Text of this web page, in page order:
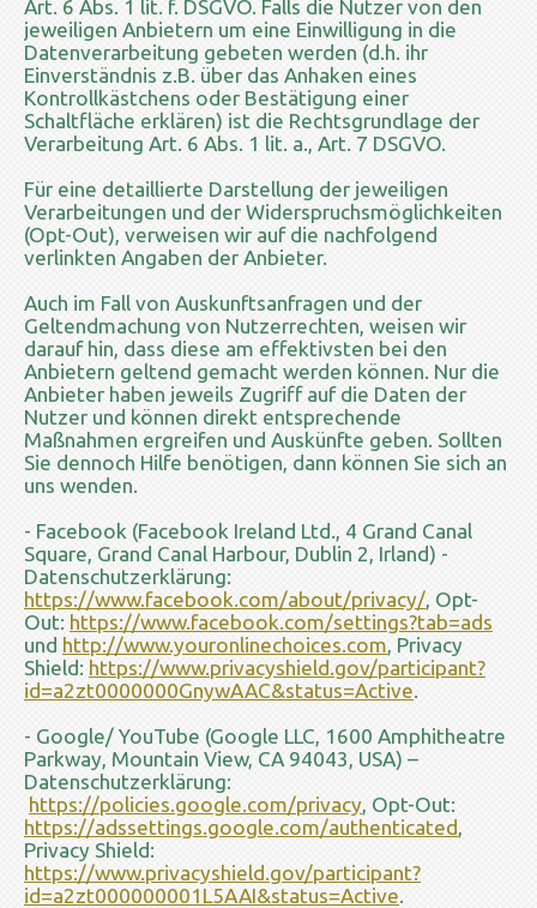
Art. 6 Abs. 1 lit. f. DSGVO. Falls die Nutzer von den
jeweiligen Anbietern um eine Einwilligung in die
Datenverarbeitung gebeten werden (d.h. ihr
Einverständnis z.B. über das Anhaken eines
Kontrollkästchens oder Bestätigung einer
Schaltfläche erklären) ist die Rechtsgrundlage der
Verarbeitung Art. 6 Abs. 1 lit. a., Art. 7 DSGVO.
Für eine detaillierte Darstellung der jeweiligen
Verarbeitungen und der Widerspruchsmöglichkeiten
(Opt-Out), verweisen wir auf die nachfolgend
verlinkten Angaben der Anbieter.
Auch im Fall von Auskunftsanfragen und der
Geltendmachung von Nutzerrechten, weisen wir
darauf hin, dass diese am effektivsten bei den
Anbietern geltend gemacht werden können. Nur die
Anbieter haben jeweils Zugriff auf die Daten der
Nutzer und können direkt entsprechende
Maßnahmen ergreifen und Auskünfte geben. Sollten
Sie dennoch Hilfe benötigen, dann können Sie sich an
uns wenden.
- Facebook (Facebook Ireland Ltd., 4 Grand Canal
Square, Grand Canal Harbour, Dublin 2, Irland) -
Datenschutzerklärung:
https://www.facebook.com/about/privacy/ , Opt-
Out: https://www.facebook.com/settings?tab=ads
und http://www.youronlinechoices.com , Privacy
Shield: https://www.privacyshield.gov/participant?
id=a2zt0000000GnywAAC&status=Active
- Google/ YouTube (Google LLC, 1600 Amphitheatre
Parkway, Mountain View, CA 94043, USA) –
Datenschutzerklärung:
https://policies.google.com/privacy , Opt-Out:
https://adssettings.google.com/authenticated
Privacy Shield:
https://www.privacyshield.gov/participant?
id=a2zt000000001L5AAI&status=Active